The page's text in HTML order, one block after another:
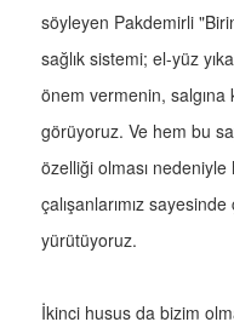
söyleyen Pakdemirli
sağlık sistemi; el-yüz
önem vermenin,
görüyoruz. Ve hem bu
özelliği olması
çalışanlarımız
yürütüyoruz.
İkinci husus da bizim